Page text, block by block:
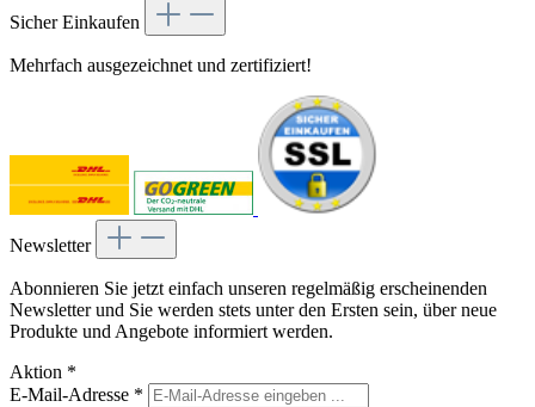
Sicher Einkaufen
Mehrfach ausgezeichnet und zertifiziert!
Newsletter
Abonnieren Sie jetzt einfach unseren regelmäßig erscheinenden
Newsletter und Sie werden stets unter den Ersten sein, über neue
Produkte und Angebote informiert werden.
Aktion *
E-Mail-Adresse *